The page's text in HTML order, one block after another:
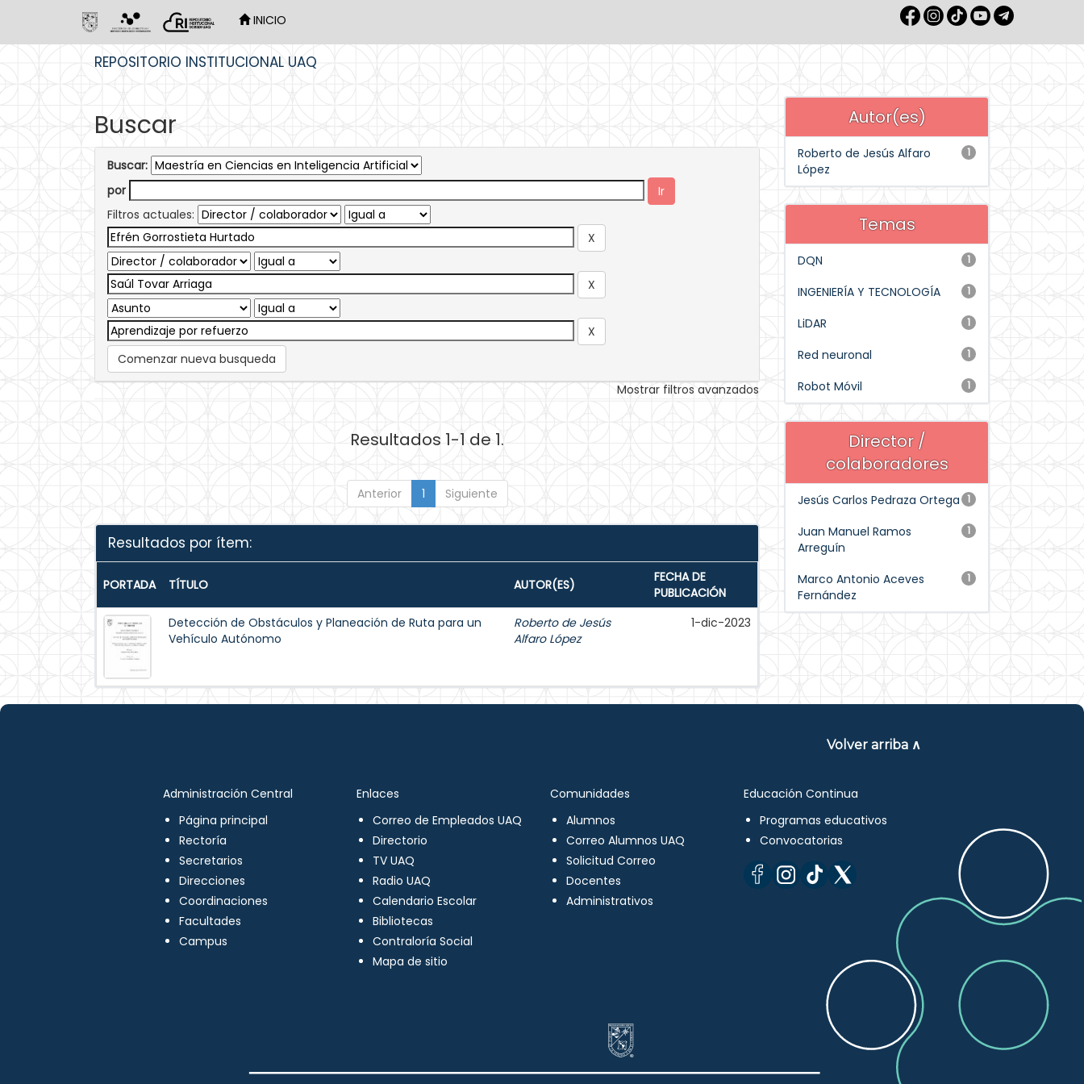
INICIO
REPOSITORIO INSTITUCIONAL UAQ
Buscar
Buscar:
por
Filtros actuales:
Comenzar nueva busqueda
Mostrar filtros avanzados
Resultados 1-1 de 1.
Anterior 1 Siguiente
Resultados por ítem:
PORTADA TÍTULO AUTOR(ES)
FECHA DE
PUBLICACIÓN
Detección de Obstáculos y Planeación de Ruta para un
Vehículo Autónomo
Roberto de Jesús
Alfaro López
1-dic-2023
Autor(es)
1
Roberto de Jesús Alfaro
López
Temas
1
DQN
1
INGENIERÍA Y TECNOLOGÍA
1
LiDAR
1
Red neuronal
1
Robot Móvil
Director /
colaboradores
1
Jesús Carlos Pedraza Ortega
1
Juan Manuel Ramos
Arreguín
1
Marco Antonio Aceves
Fernández
Volver arriba ∧
Administración Central
Página principal
Rectoría
Secretarios
Direcciones
Coordinaciones
Facultades
Campus
Enlaces
Correo de Empleados UAQ
Directorio
TV UAQ
Radio UAQ
Calendario Escolar
Bibliotecas
Contraloría Social
Mapa de sitio
Comunidades
Alumnos
Correo Alumnos UAQ
Solicitud Correo
Docentes
Administrativos
Educación Continua
Programas educativos
Convocatorias